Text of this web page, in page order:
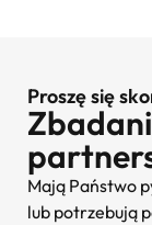
Proszę się
Mają Państwo
lub potrzebują